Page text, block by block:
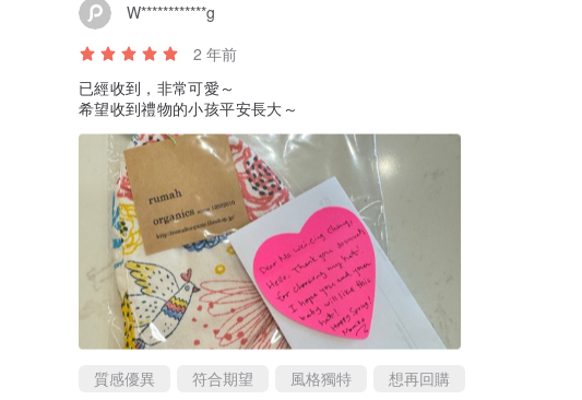
W************g
2 年前
已經收到，非常可愛～
希望收到禮物的小孩平安長大～
質感優異 符合期望 風格獨特 想再回購